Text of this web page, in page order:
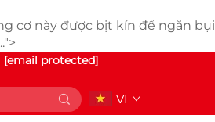
cơ này được bịt kín để ngăn bụi
[email protected]
VI